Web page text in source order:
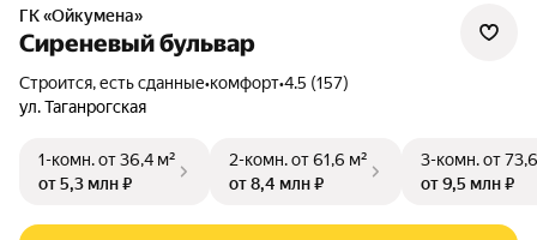
ГК «Ойкумена»
Сиреневый бульвар
Строится, есть сданные•комфорт•4.5 (157)
ул. Таганрогская
1-комн.от 36,4 м²
от 5,3 млн ₽
2-комн.от 61,6 м²
от 8,4 млн ₽
3-комн.от
от 9,5 млн ₽